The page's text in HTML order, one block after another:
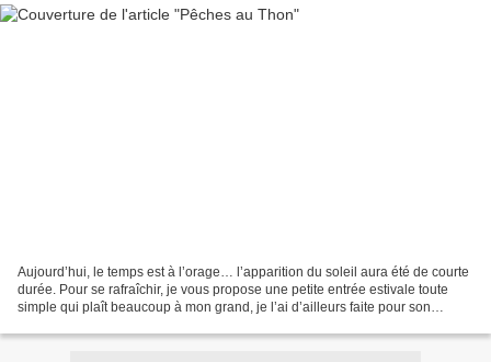
Aujourd’hui, le temps est à l’orage… l’apparition du soleil aura été de courte
durée. Pour se rafraîchir, je vous propose une petite entrée estivale toute
simple qui plaît beaucoup à mon grand, je l’ai d’ailleurs faite pour son